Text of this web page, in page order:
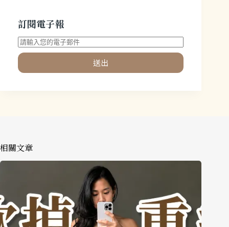
訂閱電子報
送出
相關文章